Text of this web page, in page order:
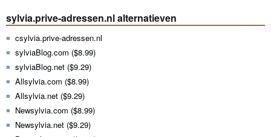
sylvia.prive-adressen.nl alternatieven
csylvia.prive-adressen.nl
sylviaBlog.com ($8.99)
sylviaBlog.net ($9.29)
Allsylvia.com ($8.99)
Allsylvia.net ($9.29)
Newsylvia.com ($8.99)
Newsylvia.net ($9.29)